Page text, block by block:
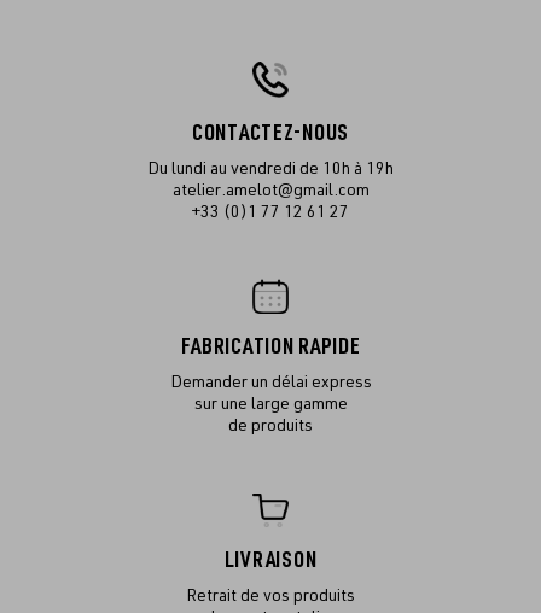
CONTACTEZ-NOUS
Du lundi au vendredi de 10h à 19h
atelier.amelot@gmail.com
+33 (0)1 77 12 61 27
FABRICATION RAPIDE
Demander un délai express
sur une large gamme
de produits
LIVRAISON
Retrait de vos produits